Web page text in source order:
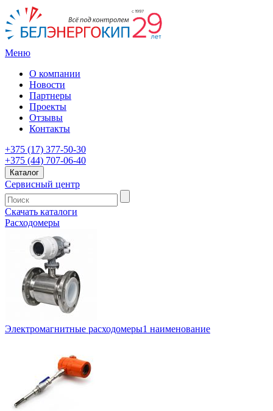
Меню
О компании
Новости
Партнеры
Проекты
Отзывы
Контакты
+375 (17) 377-50-30
+375 (44) 707-06-40
Каталог
Сервисный центр
Скачать каталоги
Расходомеры
Электромагнитные расходомеры1 наименование